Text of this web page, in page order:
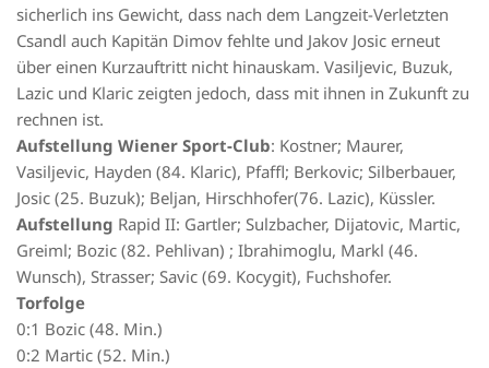
sicherlich ins Gewicht, dass nach dem Langzeit-Verletzten
Csandl auch Kapitän Dimov fehlte und Jakov Josic erneut
über einen Kurzauftritt nicht hinauskam. Vasiljevic, Buzuk,
Lazic und Klaric zeigten jedoch, dass mit ihnen in Zukunft zu
rechnen ist.
Aufstellung Wiener Sport-Club: Kostner; Maurer,
Vasiljevic, Hayden (84. Klaric), Pfaffl; Berkovic; Silberbauer,
Josic (25. Buzuk); Beljan, Hirschhofer(76. Lazic), Küssler.
Aufstellung Rapid II: Gartler; Sulzbacher, Dijatovic, Martic,
Greiml; Bozic (82. Pehlivan) ; Ibrahimoglu, Markl (46.
Wunsch), Strasser; Savic (69. Kocygit), Fuchshofer.
Torfolge
0:1 Bozic (48. Min.)
0:2 Martic (52. Min.)